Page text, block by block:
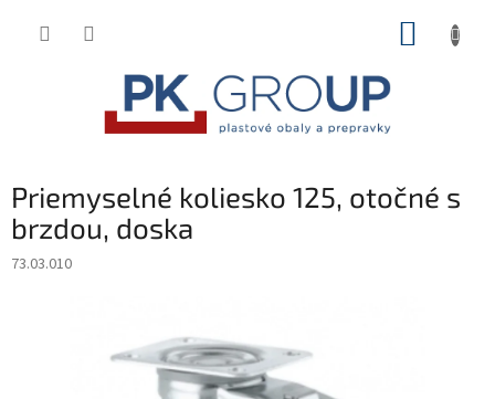
Priemyselné koliesko 125, otočné s
brzdou, doska
73.03.010